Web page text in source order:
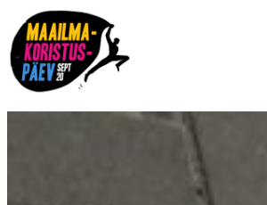
Liigu
sisu
juurde